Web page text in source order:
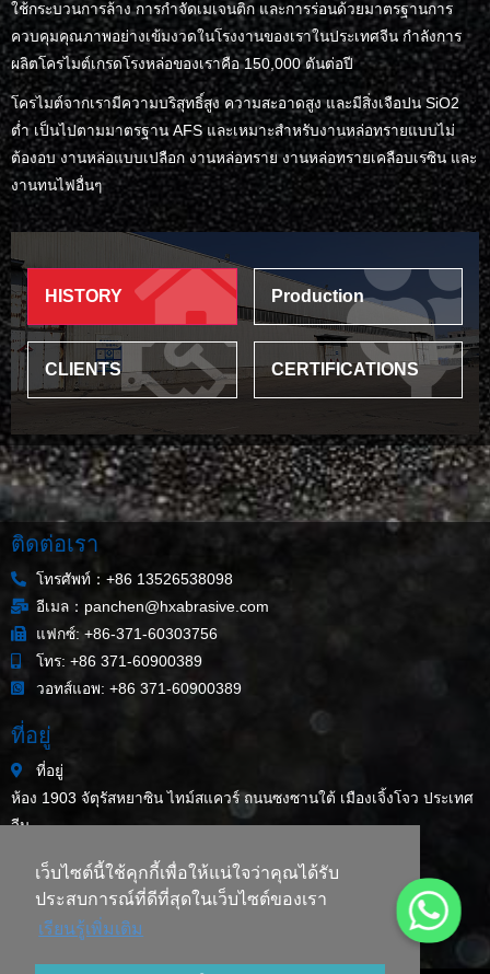
เว็บไซต์นี้ใช้คุกกี้เพื่อให้แน่ใจว่าคุณได้รับ
ประสบการณ์ที่ดีที่สุดในเว็บไซต์ของเรา
เรียนรู้เพิ่มเติม
ใช้กระบวนการล้าง การกำจัดเมเจนติก และการร่อนด้วยมาตรฐานการ
ควบคุมคุณภาพอย่างเข้มงวดในโรงงานของเราในประเทศจีน กำลังการ
ผลิตโครไมต์เกรดโรงหล่อของเราคือ 150,000 ตันต่อปี
โครไมต์จากเรามีความบริสุทธิ์สูง ความสะอาดสูง และมีสิ่งเจือปน SiO2
ต่ำ เป็นไปตามมาตรฐาน AFS และเหมาะสำหรับงานหล่อทรายแบบไม่
ต้องอบ งานหล่อแบบเปลือก งานหล่อทราย งานหล่อทรายเคลือบเรซิน และ
งานทนไฟอื่นๆ
HISTORY Production
CLIENTS CERTIFICATIONS
ติดต่อเรา
โทรศัพท์：+86 13526538098
อีเมล：panchen@hxabrasive.com
แฟกซ์: +86-371-60303756
โทร: +86 371-60900389
วอทส์แอพ: +86 371-60900389
ที่อยู่
ที่อยู่
ห้อง 1903 จัตุรัสหยาซิน ไทม์สแควร์ ถนนซงซานใต้ เมืองเจิ้งโจว ประเทศ
จีน
ข่าวสารล่าสุด
ผงโครไมต์ขนาด 200 เมช/ละเอียดกว่า สำหรับใช้แต่งสีขวดแก้ว
ทรายโครไมต์สำหรับงานหล่อโลหะคืออะไร?